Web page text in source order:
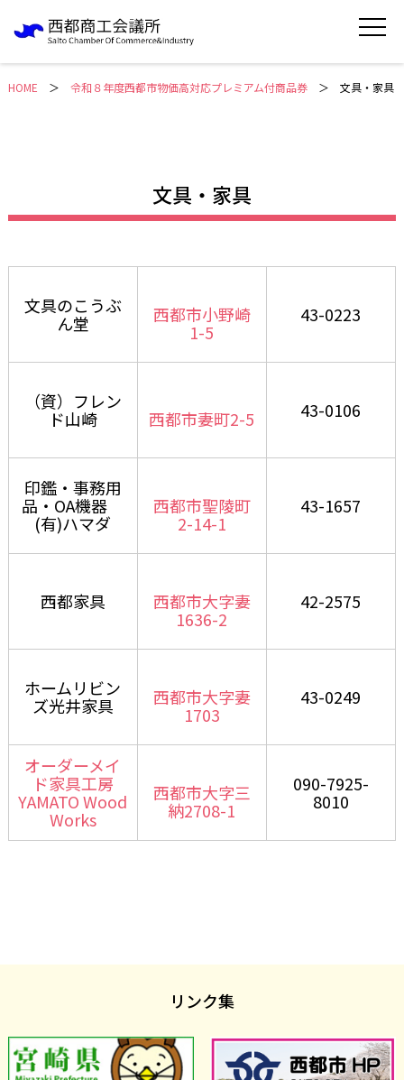
HOME ＞ 令和８年度西都市物価高対応プレミアム付商品券 文具・家具
文具・家具
文具のこうぶ
ん堂 西都市小野崎
1-5
43-0223
（資）フレン
ド山崎 西都市妻町2-5 43-0106
印鑑・事務用
品・OA機器
(有)ハマダ
西都市聖陵町
2-14-1
43-1657
西都家具 西都市大字妻
1636-2
42-2575
ホームリビン
ズ光井家具 西都市大字妻
1703
43-0249
オーダーメイ
ド家具工房
YAMATO Wood
Works
西都市大字三
納2708-1
090-7925-
8010
リンク集